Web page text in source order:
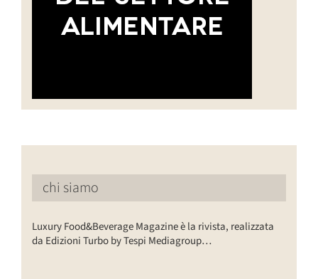
chi siamo
Luxury Food&Beverage Magazine è la rivista, realizzata
da Edizioni Turbo by Tespi Mediagroup…